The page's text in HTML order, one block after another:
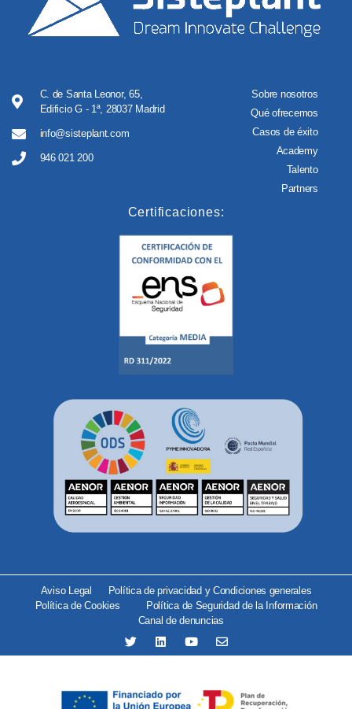
C. de Santa Leonor, 65,
Edificio G - 1ª, 28037 Madrid
info@sisteplant.com
946 021 200
Sobre nosotros
Qué ofrecemos
Casos de éxito
Academy
Talento
Partners
Certificaciones:
Aviso Legal
Política de privacidad y Condiciones generales
Política de Cookies
Política de Seguridad de la Información
Canal de denuncias